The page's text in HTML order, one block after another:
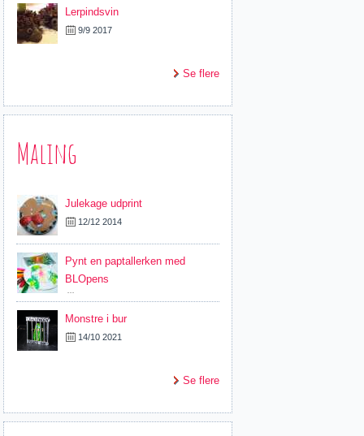
Lerpindsvin
9/9 2017
Se flere
Maling
Julekage udprint
12/12 2014
Pynt en paptallerken med
BLOpens
Monstre i bur
14/10 2021
Se flere